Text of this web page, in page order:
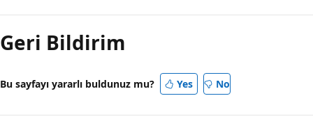
Geri Bildirim
Bu sayfayı yararlı buldunuz mu? Yes No